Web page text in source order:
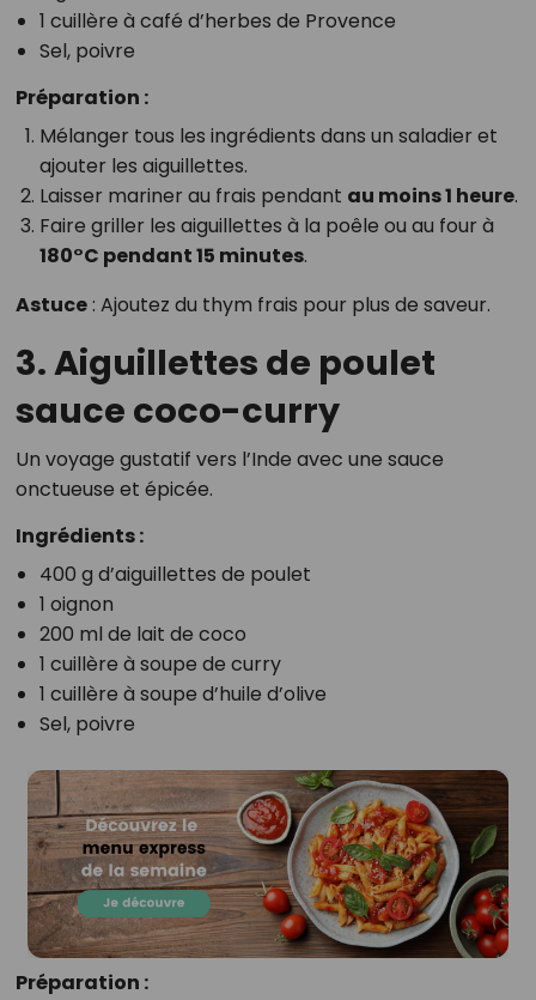
1 cuillère à café d’herbes de Provence
Sel, poivre
Préparation :
Mélanger tous les ingrédients dans un saladier et
ajouter les aiguillettes.
Laisser mariner au frais pendant au moins 1 heure.
Faire griller les aiguillettes à la poêle ou au four à
180°C pendant 15 minutes.
Astuce: Ajoutez du thym frais pour plus de saveur.
3. Aiguillettes de poulet
sauce coco-curry
Un voyage gustatif vers l’Inde avec une sauce
onctueuse et épicée.
Ingrédients :
400 g d’aiguillettes de poulet
1 oignon
200 ml de lait de coco
1 cuillère à soupe de curry
1 cuillère à soupe d’huile d’olive
Sel, poivre
Préparation :